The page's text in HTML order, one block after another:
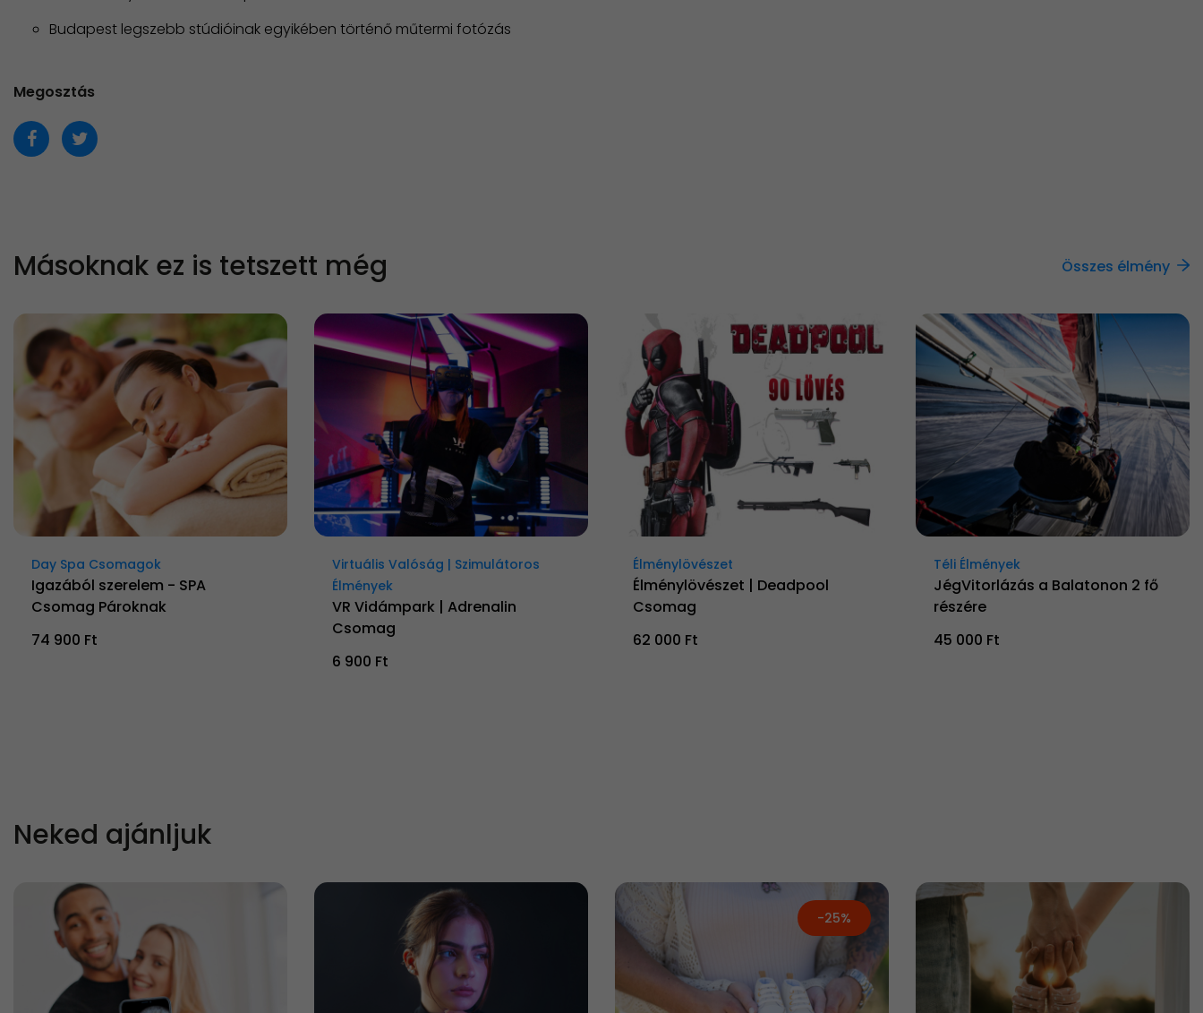
Budapest legszebb stúdióinak egyikében történő műtermi fotózás
Megosztás
Másoknak ez is tetszett még Összes élmény
Day Spa Csomagok
Igazából szerelem - SPA
Csomag Pároknak
74 900 Ft
Virtuális Valóság | Szimulátoros
Élmények
VR Vidámpark | Adrenalin
Csomag
6 900 Ft
Élménylövészet
Élménylövészet | Deadpool
Csomag
62 000 Ft
Téli Élmények
JégVitorlázás a Balatonon 2 fő
részére
45 000 Ft
Neked ajánljuk
-25%